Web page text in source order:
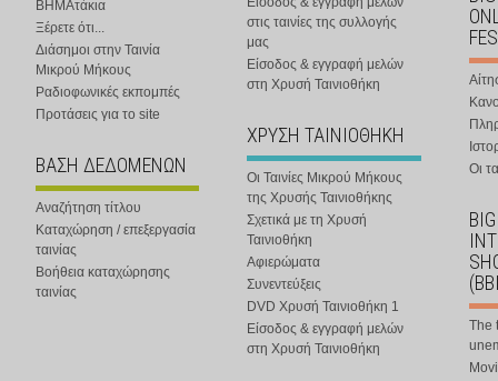
ΒΗΜΑτάκια
Ξέρετε ότι...
Διάσημοι στην Ταινία
Μικρού Μήκους
Ραδιοφωνικές εκπομπές
Προτάσεις για το site
ΒΑΣΗ ΔΕΔΟΜΕΝΩΝ
Αναζήτηση τίτλου
Καταχώρηση / επεξεργασία
ταινίας
Βοήθεια καταχώρησης
ταινίας
στις ταινίες της συλλογής
μας
Είσοδος & εγγραφή μελών
στη Χρυσή Ταινιοθήκη
ΧΡΥΣΗ ΤΑΙΝΙΟΘΗΚΗ
Οι Ταινίες Μικρού Μήκους
της Χρυσής Ταινιοθήκης
Σχετικά με τη Χρυσή
Ταινιοθήκη
Αφιερώματα
Συνεντεύξεις
DVD Χρυσή Ταινιοθήκη 1
Είσοδος & εγγραφή μελών
στη Χρυσή Ταινιοθήκη
Οι
The